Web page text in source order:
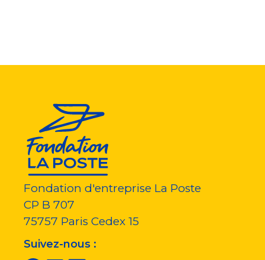
Fondation d'entreprise La Poste
CP B 707
75757 Paris Cedex 15
Suivez-nous :